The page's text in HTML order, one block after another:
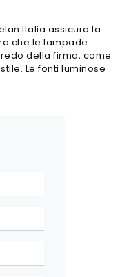
Italia assicura la
che le lampade
della firma, come
Le fonti luminose